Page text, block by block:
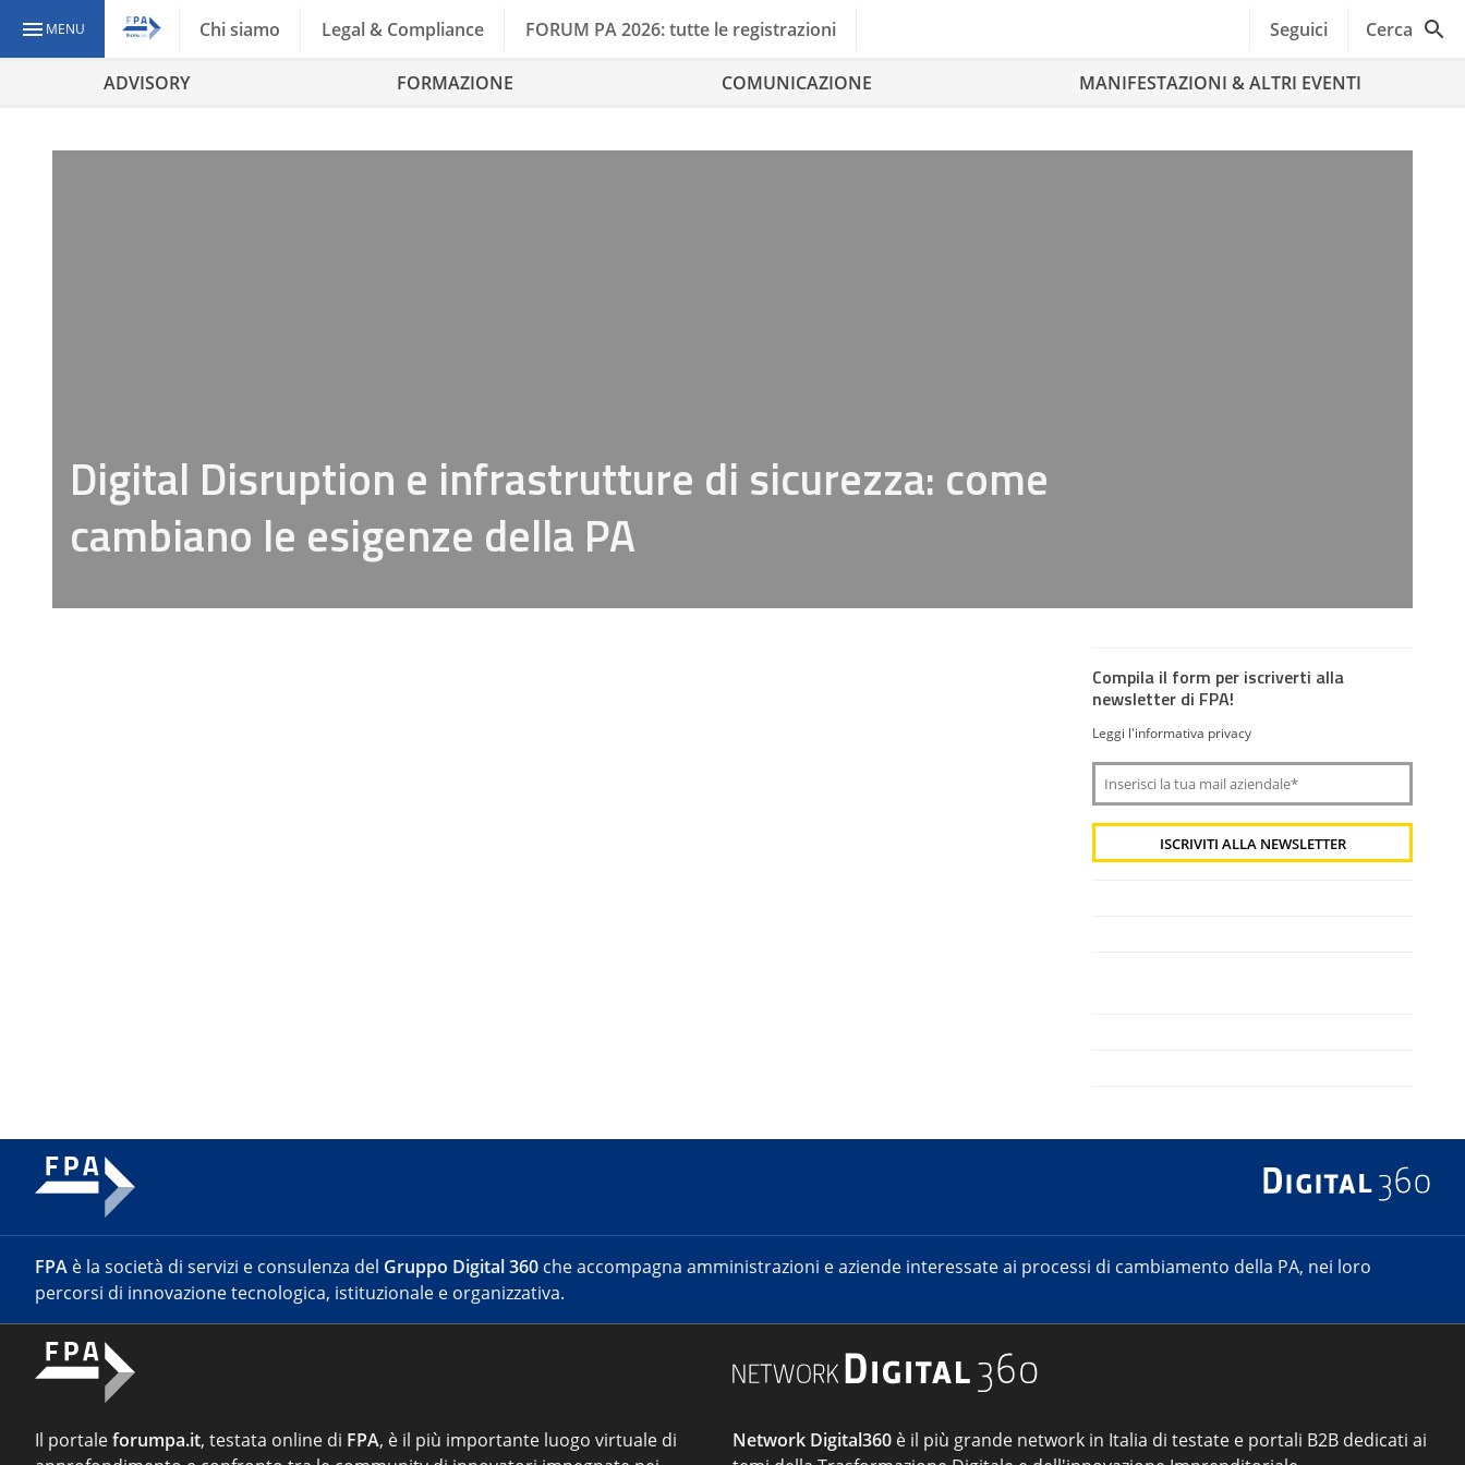
MENU Chi siamo Legal & Compliance FORUM PA 2026: tutte le registrazioni Seguici Cerca
ADVISORY FORMAZIONE COMUNICAZIONE MANIFESTAZIONI & ALTRI EVENTI
Digital Disruption e infrastrutture di sicurezza: come
cambiano le esigenze della PA
Compila il form per iscriverti alla
newsletter di FPA!
Leggi l'informativa privacy
FPA è la società di servizi e consulenza del Gruppo Digital 360 che accompagna amministrazioni e aziende interessate ai processi di cambiamento della PA, nei loro
percorsi di innovazione tecnologica, istituzionale e organizzativa.
Il portaleforumpa.it, testata online di FPA, è il più importante luogo virtuale di
Network Digital360 è il più grande network in Italia di testate e portali B2B dedicati ai